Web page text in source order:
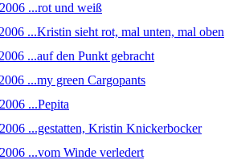
...rot und weiß
...Kristin sieht rot, mal unten, mal oben
...auf den Punkt gebracht
...my green Cargopants
...Pepita
...gestatten, Kristin Knickerbocker
...vom Winde verledert